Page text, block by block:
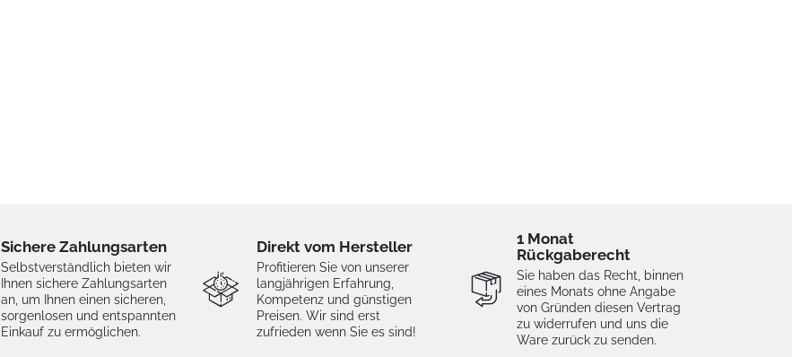
Sichere Zahlungsarten
Selbstverständlich bieten wir
Ihnen sichere Zahlungsarten
an, um Ihnen einen sicheren,
sorgenlosen und entspannten
Einkauf zu ermöglichen.
Direkt vom Hersteller
Profitieren Sie von unserer
langjährigen Erfahrung,
Kompetenz und günstigen
Preisen. Wir sind erst
zufrieden wenn Sie es sind!
1 Monat
Rückgaberecht
Sie haben das Recht, binnen
eines Monats ohne Angabe
von Gründen diesen Vertrag
zu widerrufen und uns die
Ware zurück zu senden.